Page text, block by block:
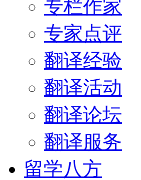
专栏作家
专家点评
翻译经验
翻译活动
翻译论坛
翻译服务
留学八方